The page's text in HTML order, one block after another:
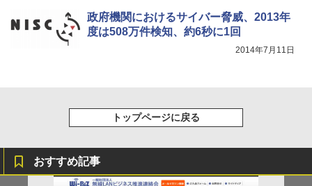
政府機関におけるサイバー脅威、2013年
度は508万件検知、約6秒に1回
2014年7月11日
トップページに戻る
おすすめ記事